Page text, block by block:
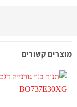
מוצרים קשורים